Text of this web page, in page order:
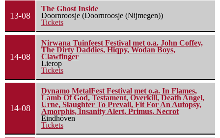
13-08
The Ghost Inside
Doornroosje (Doornroosje (Nijmegen))
Tickets
14-08
Nirwana Tuinfeest Festival met o.a. John Coffey,
The Dirty Daddies, Hiqpy, Wodan Boys,
Clawfinger
Lierop
Tickets
14-08
Dynamo MetalFest Festival met o.a. In Flames,
Lamb Of God, Testament, Overkill, Death Angel,
Urne, Slaughter To Prevail, Fit For An Autopsy,
Amorphis, Insanity Alert, Primus, Necrot
Eindhoven
Tickets